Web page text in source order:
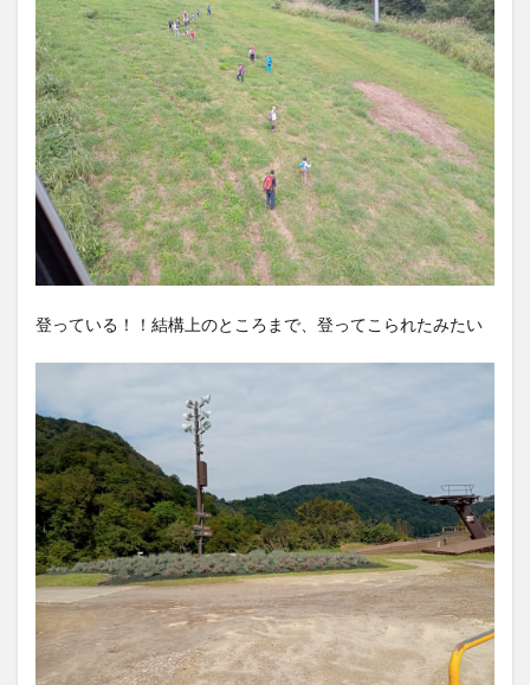
登っている！！結構上のところまで、登ってこられたみたい